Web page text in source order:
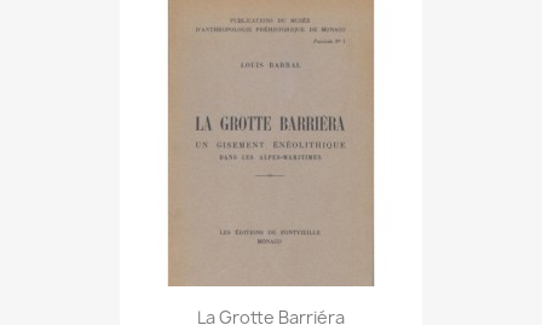
La Grotte Barriéra